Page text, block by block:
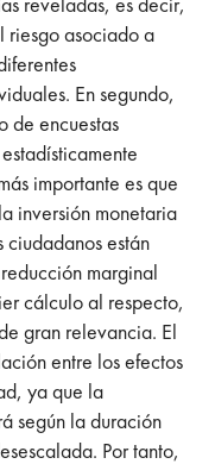
riesgo asociado a
En segundo,
de encuestas
importante es que
inversión monetaria
están
marginal
cálculo al respecto,
gran relevancia. El
entre los efectos
ya que la
según la duración
Por tanto,